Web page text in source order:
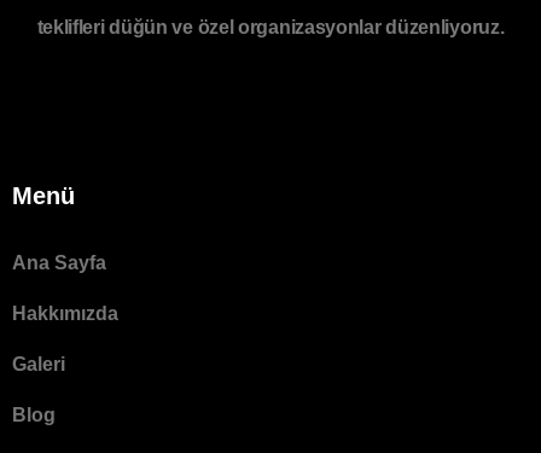
teklifleri düğün ve özel organizasyonlar düzenliyoruz.
Menü
Ana Sayfa
Hakkımızda
Galeri
Blog